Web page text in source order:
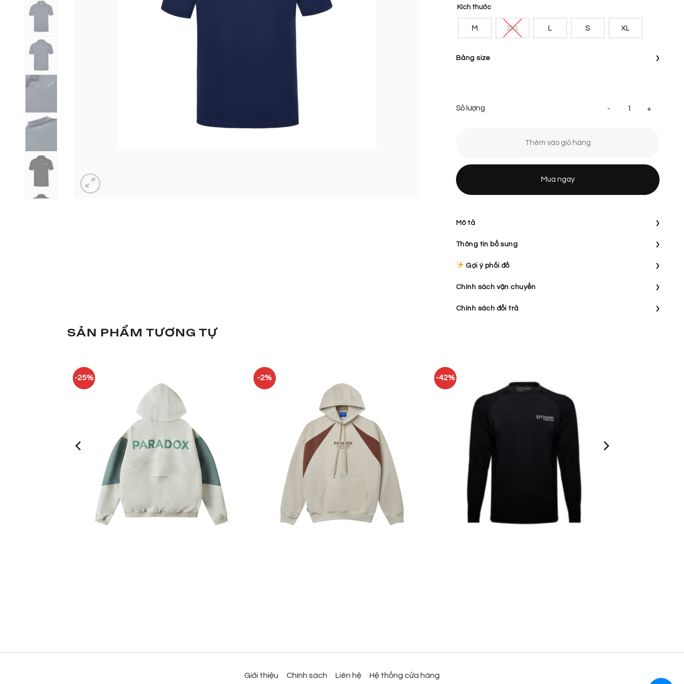
Kích thước
M 2XL L S XL
Bảng size ›
Thêm vào giỏ hàng
Mua ngay
Mô tả ›
Thông tin bổ sung ›
Gợi ý phối đồ ›
Chính sách vận chuyển ›
Chính sách đổi trả ›
SẢN PHẨM TƯƠNG TỰ
-25% -2% -42%
Giới thiệu Chính sách Liên hệ Hệ thống cửa hàng